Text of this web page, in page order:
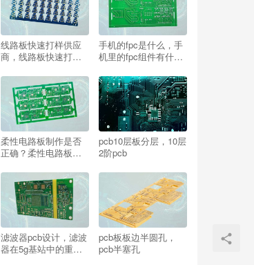
线路板快速打样供应
商，线路板快速打样
手机的fpc是什么，手
机里的fpc组件有什么
柔性电路板制作是否
正确？柔性电路板制
pcb10层板分层，10层
2阶pcb
滤波器pcb设计，滤波
器在5g基站中的重要
pcb板板边半圆孔，
pcb半塞孔